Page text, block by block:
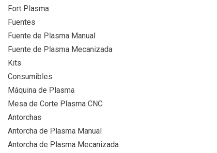
Fort Plasma
Fuentes
Fuente de Plasma Manual
Fuente de Plasma Mecanizada
Kits
Consumibles
Máquina de Plasma
Mesa de Corte Plasma CNC
Antorchas
Antorcha de Plasma Manual
Antorcha de Plasma Mecanizada